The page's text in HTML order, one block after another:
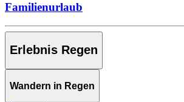
Familienurlaub
Erlebnis Regen
Wandern in Regen